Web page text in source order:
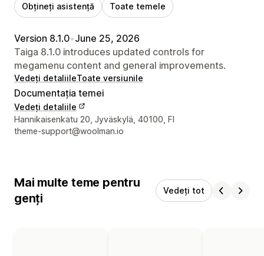
Obțineți asistență Toate temele
Version 8.1.0•June 25, 2026
Taiga 8.1.0 introduces updated controls for
megamenu content and general improvements.
Vedeți detaliileToate versiunile
Documentația temei
Vedeți detaliile
Detaliile de contact ale designerului
Hannikaisenkatu 20, Jyväskylä, 40100, FI
theme-support@woolman.io
Mai multe teme pentru
genți
Vedeți tot